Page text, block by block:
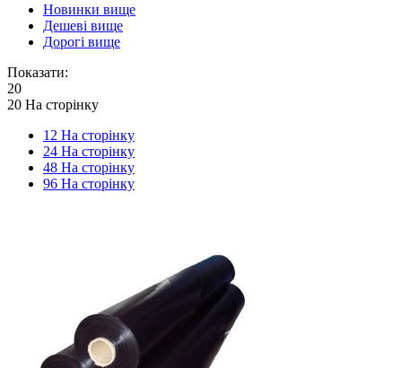
Новинки вище
Дешеві вище
Дорогі вище
Показати:
20
20 На сторінку
12 На сторінку
24 На сторінку
48 На сторінку
96 На сторінку